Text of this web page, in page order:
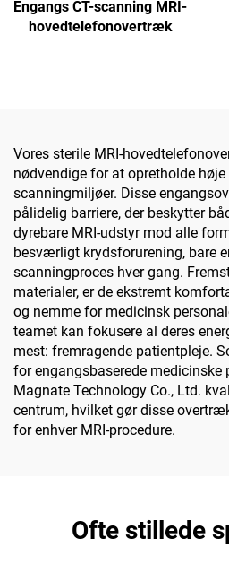
Engangs CT-scanning MRI-
hovedtelefonovertræk
Vores sterile MRI-
nødvendige for at opretholde
scanningmiljøer. Disse
pålidelig barriere, der beskytter
dyrebare MRI-udstyr mod alle
besværligt krydsforurening, bare
scanningproces hver gang.
materialer, er de ekstremt
og nemme for medicinsk
teamet kan fokusere al deres
mest: fremragende patientpleje.
for engangsbaserede medicinske
Magnate Technology Co., Ltd.
centrum, hvilket gør disse
for enhver MRI-procedure.
Ofte stillede